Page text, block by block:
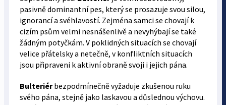
pasivně dominantní pes, který se prosazuje svou silou,
ignorancí a svéhlavostí. Zejména samci se chovají k
cizím psům velmi nesnášenlivě a nevyhýbají se také
žádným potyčkám. V poklidných situacích se chovají
velice přátelsky a netečně, v konfliktních situacích
jsou připraveni k aktivní obraně svoji i jejich pána.
Bulteriérbezpodmínečně vyžaduje zkušenou ruku
svého pána, stejně jako laskavou a důslednou výchovu.